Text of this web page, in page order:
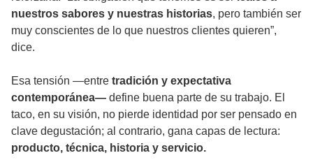
nuestros sabores y nuestras historias, pero también ser
muy conscientes de lo que nuestros clientes quieren”,
dice.
Esa tensión —entre tradición y expectativa
contemporánea— define buena parte de su trabajo. El
taco, en su visión, no pierde identidad por ser pensado en
clave degustación; al contrario, gana capas de lectura:
producto, técnica, historia y servicio.